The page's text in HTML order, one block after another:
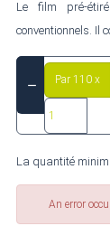
Le film pré-
conventionnels. Il
Par 110 x
La quantité
An error